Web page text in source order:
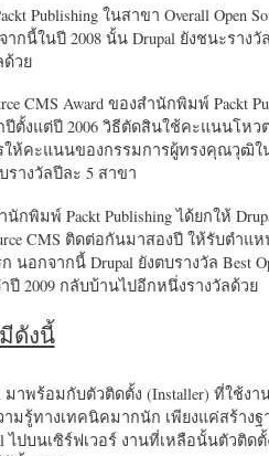
Publishing ในสาขา Overall Open
กนี้ในปี 2008 นั้น Drupal ยังชนะรางวั
ด้วย
CMS Award ของสำนักพิมพ์ Packt
ตั้งแต่ปี 2006 วิธีตัดสินใช้คะแนนโหว
ให้คะแนนของกรรมการผู้ทรงคุณวุฒิใ
างวัลปีละ 5 สาขา
นักพิมพ์ Packt Publishing ได้ยกให้
CMS ติดต่อกันมาสองปี ให้รับตำแ
นอกจากนี้ Drupal ยังตบรางวัล Best
ำปี 2009 กลับบ้านไปอีกหนึ่งรางวัลด้วย
ดังนี้
มาพร้อมกับตัวติดตั้ง (Installer) ที่ใช้งา
ามรู้ทางเทคนิคมากนัก เพียงแค่สร้าง
ไปบนเซิร์ฟเวอร์ งานที่เหลือนั้นตัวติดตั้